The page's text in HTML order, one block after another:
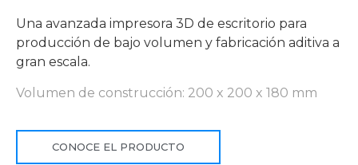
Una avanzada impresora 3D de escritorio para
producción de bajo volumen y fabricación aditiva a
gran escala.
Volumen de construcción: 200 x 200 x 180 mm
CONOCE EL PRODUCTO